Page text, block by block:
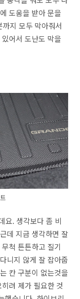
도움을 받아 문을
지 모두 막아줘서
어서 도난도 막을
요. 생각보다 좀 비
데 지금 생각하면 잘
척 튼튼하고 질기
니지 않게 잘 잡아줍
칸 구분이 없는것을
려 제가 필요한 것